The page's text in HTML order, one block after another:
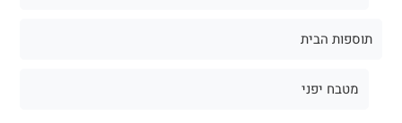
תוספות הבית
מטבח יפני